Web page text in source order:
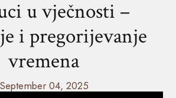
u vječnosti –
i pregorijevanje
vremena
September 04, 2025